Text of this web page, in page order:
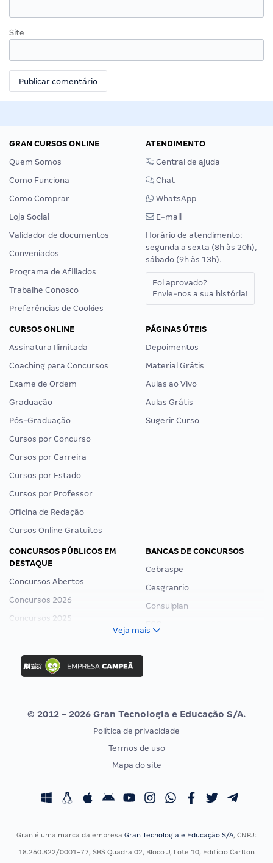
Site
GRAN CURSOS ONLINE
Quem Somos
Como Funciona
Como Comprar
Loja Social
Validador de documentos
Conveniados
Programa de Afiliados
Trabalhe Conosco
Preferências de Cookies
ATENDIMENTO
Central de ajuda
Chat
WhatsApp
E-mail
Horário de atendimento:
segunda a sexta (8h às 20h),
sábado (9h às 13h).
Foi aprovado?
Envie-nos a sua história!
CURSOS ONLINE
Assinatura Ilimitada
Coaching para Concursos
Exame de Ordem
Graduação
Pós-Graduação
Cursos por Concurso
Cursos por Carreira
Cursos por Estado
Cursos por Professor
Oficina de Redação
Cursos Online Gratuitos
PÁGINAS ÚTEIS
Depoimentos
Material Grátis
Aulas ao Vivo
Aulas Grátis
Sugerir Curso
CONCURSOS PÚBLICOS EM
DESTAQUE
Concursos Abertos
Concursos 2026
Concursos 2025
Concurso Ibama
Concurso MPU
Editais publicados
BANCAS DE CONCURSOS
Cebraspe
Cesgranrio
Consulplan
Vunesp
CONCURSOS POR PROFISSÃO
Concursos Fiscais
EXAME DE ORDEM
Calendário OAB
Veja mais
© 2012 - 2026 Gran Tecnologia e Educação S/A.
Política de privacidade
Termos de uso
Mapa do site
Gran é uma marca da empresa Gran Tecnologia e Educação S/A, CNPJ:
18.260.822/0001-77, SBS Quadra 02, Bloco J, Lote 10, Edifício Carlton